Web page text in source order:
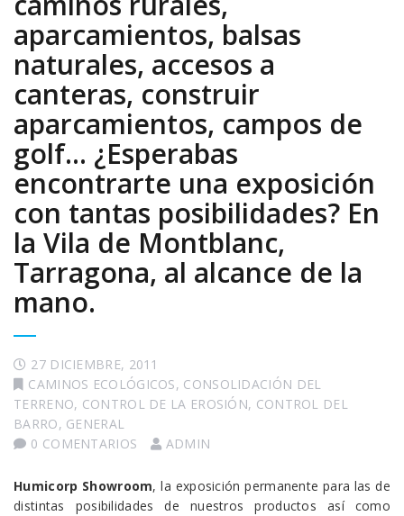
aparcamientos, balsas
naturales, accesos a
canteras, construir
aparcamientos, campos de
golf… ¿Esperabas
encontrarte una exposición
con tantas posibilidades? En
la Vila de Montblanc,
Tarragona, al alcance de la
mano.
27 DICIEMBRE, 2011
CAMINOS ECOLÓGICOS, CONSOLIDACIÓN DEL
TERRENO, CONTROL DE LA EROSIÓN, CONTROL DEL
BARRO, GENERAL
0 COMENTARIOS
ADMIN
Humicorp Showroom, la exposición permanente para las de
distintas posibilidades de nuestros productos así como